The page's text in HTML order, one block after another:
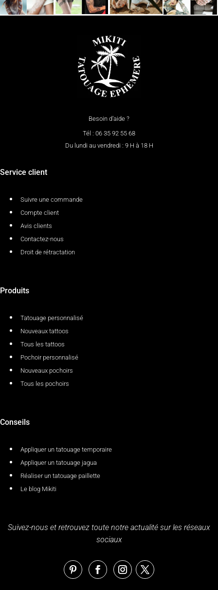
Besoin d’aide ?
Tél : 06 35 92 55 68
Du lundi au vendredi : 9 H à 18 H
Service client
Suivre une commande
Compte client
Avis clients
Contactez-nous
Droit de rétractation
Produits
Tatouage personnalisé
Nouveaux tattoos
Tous les tattoos
Pochoir personnalisé
Nouveaux pochoirs
Tous les pochoirs
Conseils
Appliquer un tatouage temporaire
Appliquer un tatouage jagua
Réaliser un tatouage paillette
Le blog Mikiti
Suivez-nous et retrouvez toute notre actualité sur les réseaux
sociaux